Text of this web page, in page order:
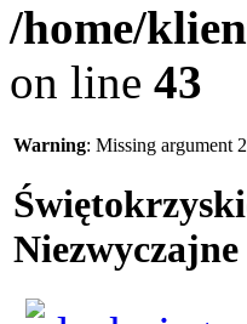
/home/
on line 43
Warning: Missing argument